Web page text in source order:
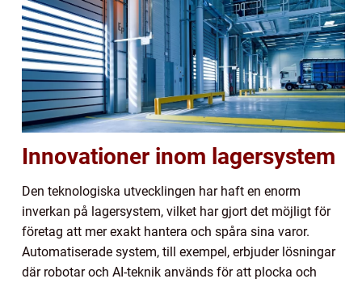
Innovationer inom lagersystem
Den teknologiska utvecklingen har haft en enorm
inverkan på lagersystem, vilket har gjort det möjligt för
företag att mer exakt hantera och spåra sina varor.
Automatiserade system, till exempel, erbjuder lösningar
där robotar och AI-teknik används för att plocka och